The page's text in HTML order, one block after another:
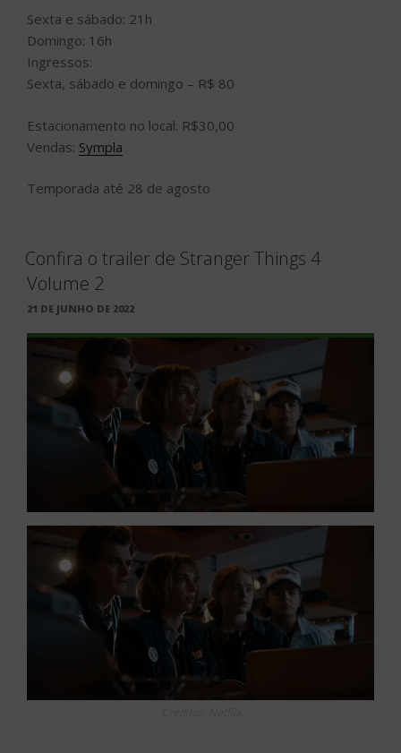
Sexta e sábado: 21h
Domingo: 16h
Ingressos:
Sexta, sábado e domingo – R$ 80
Estacionamento no local: R$30,00
Vendas: Sympla
Temporada até 28 de agosto
Confira o trailer de Stranger Things 4
Volume 2
PUBLICADO
21 DE JUNHO DE 2022